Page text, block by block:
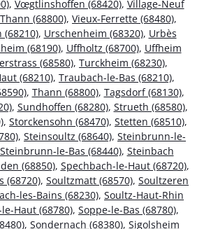
, Vœgtlinshoffen (68420), Village-Neuf
(68800), Vieux-Ferrette (68480),
, Urschenheim (68320), Urbès
(68190), Uffholtz (68700), Uffheim
(68580), Turckheim (68230),
(68210), Traubach-le-Bas (68210),
, Thann (68800), Tagsdorf (68130),
, Sundhoffen (68280), Strueth (68580),
, Storckensohn (68470), Stetten (68510),
, Steinsoultz (68640), Steinbrunn-le-
Steinbrunn-le-Bas (68440), Steinbach
(68850), Spechbach-le-Haut (68720),
(68720), Soultzmatt (68570), Soultzeren
les-Bains (68230), Soultz-Haut-Rhin
Haut (68780), Soppe-le-Bas (68780),
, Sondernach (68380), Sigolsheim